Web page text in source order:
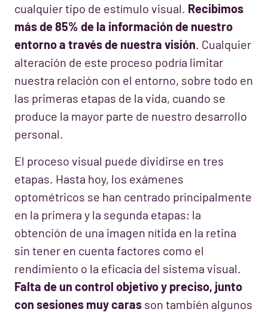
cualquier tipo de estímulo visual. Recibimos
más de 85% de la información de nuestro
entorno a través de nuestra visión. Cualquier
alteración de este proceso podría limitar
nuestra relación con el entorno, sobre todo en
las primeras etapas de la vida, cuando se
produce la mayor parte de nuestro desarrollo
personal.
El proceso visual puede dividirse en tres
etapas. Hasta hoy, los exámenes
optométricos se han centrado principalmente
en la primera y la segunda etapas; la
obtención de una imagen nítida en la retina
sin tener en cuenta factores como el
rendimiento o la eficacia del sistema visual.
Falta de un control objetivo y preciso, junto
con sesiones muy caras son también algunos